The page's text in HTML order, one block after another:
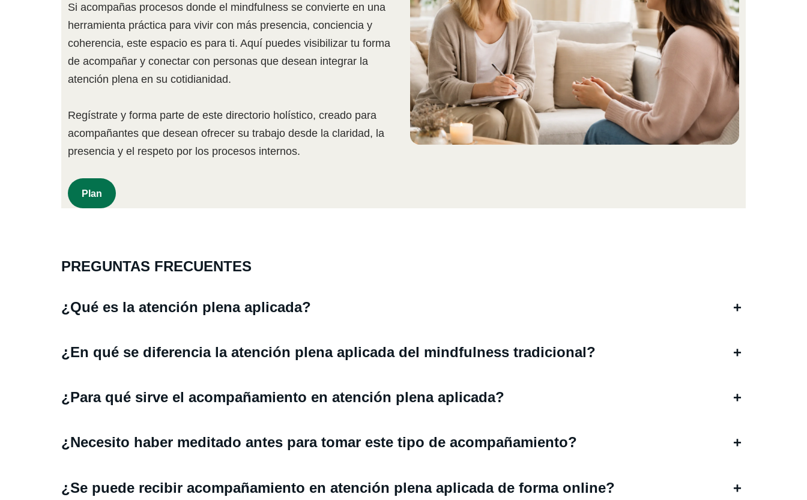
Si acompañas procesos donde el mindfulness se convierte en una
herramienta práctica para vivir con más presencia, conciencia y
coherencia, este espacio es para ti. Aquí puedes visibilizar tu forma
de acompañar y conectar con personas que desean integrar la
atención plena en su cotidianidad.
Regístrate y forma parte de este directorio holístico, creado para
acompañantes que desean ofrecer su trabajo desde la claridad, la
presencia y el respeto por los procesos internos.
P Lan
PREGUNTAS FRECUENTES
¿Qué es la atención plena aplicada? +
¿En qué se diferencia la atención plena aplicada del mindfulness tradicional? +
¿Para qué sirve el acompañamiento en atención plena aplicada? +
¿Necesito haber meditado antes para tomar este tipo de acompañamiento? +
¿Se puede recibir acompañamiento en atención plena aplicada de forma online? +